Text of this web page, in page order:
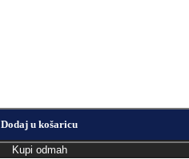
Dodaj u košaricu
Kupi odmah